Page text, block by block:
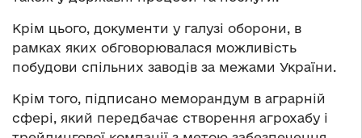
Крім цього, документи у галузі оборони, в
рамках яких обговорювалася можливість
побудови спільних заводів за межами України.
Крім того, підписано меморандум в аграрній
сфері, який передбачає створення агрохабу і